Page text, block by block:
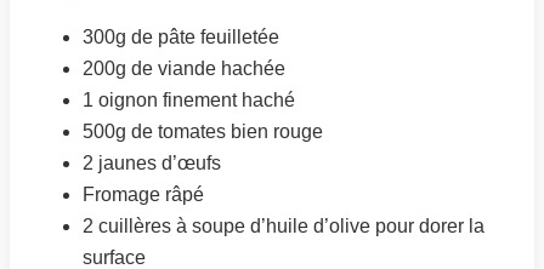
300g de pâte feuilletée
200g de viande hachée
1 oignon finement haché
500g de tomates bien rouge
2 jaunes d’œufs
Fromage râpé
2 cuillères à soupe d’huile d’olive pour dorer la
surface